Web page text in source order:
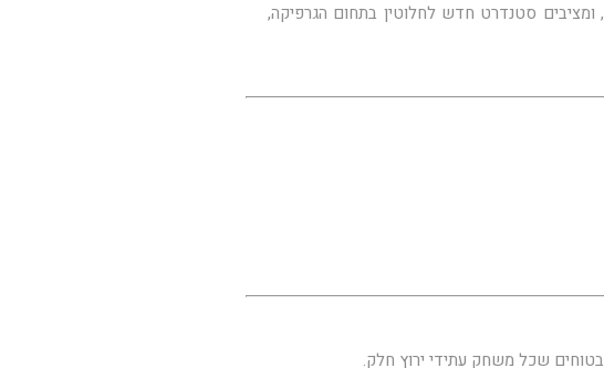
, ומציבים סטנדרט חדש לחלוטין בתחום הגרפיקה,